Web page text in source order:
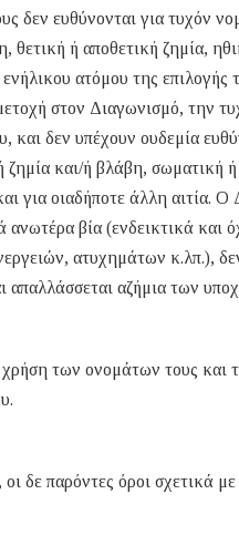
δεν ευθύνονται για τυχόν
ή αποθετική ζημία,
ατόμου της επιλογής
στον Διαγωνισμό, την
δεν υπέχουν ουδεμία
ζημία και/ή βλάβη, σωματική
για οιαδήποτε άλλη αιτία. Ο
βία (ενδεικτικά και
ατυχημάτων κ.λπ.), δεν
απαλλάσσεται αζήμια των
των ονομάτων τους και
δε παρόντες όροι σχετικά